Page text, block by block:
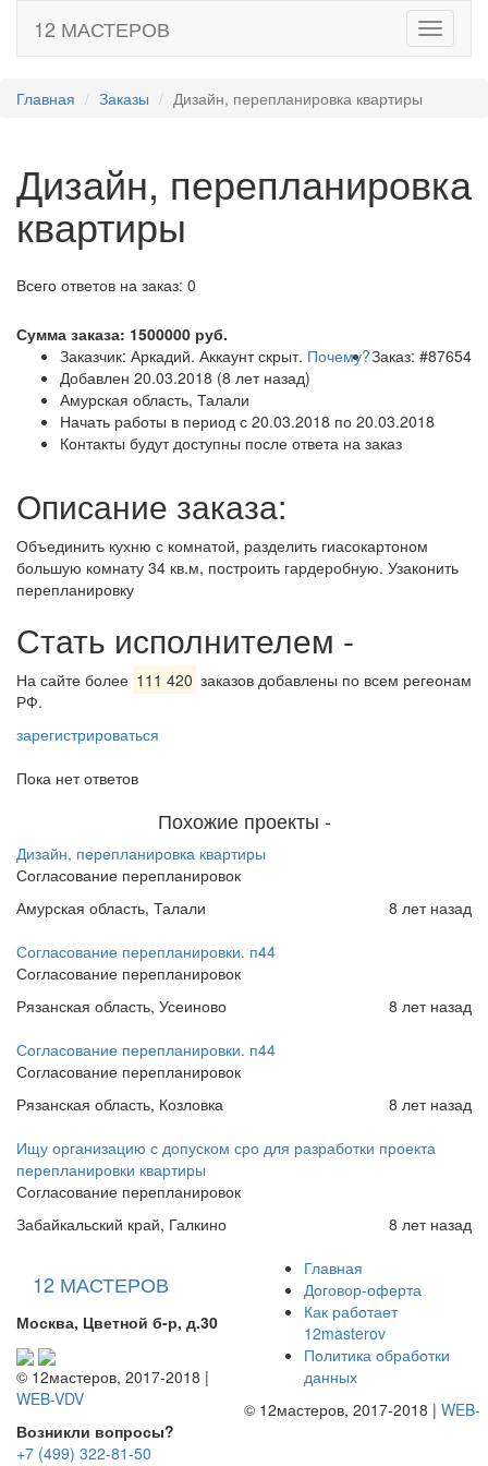
Toggle
12 МАСТЕРОВ
Главная Заказы Дизайн, перепланировка квартиры
Дизайн, перепланировка
квартиры
Всего ответов на заказ: 0
Сумма заказа: 1500000 руб.
Заказ: #87654
Заказчик: Аркадий. Аккаунт скрыт. Почему?
Добавлен 20.03.2018 (8 лет назад)
Амурская область, Талали
Начать работы в период с 20.03.2018 по 20.03.2018
Контакты будут доступны после ответа на заказ
Описание заказа:
Объединить кухню с комнатой, разделить гиасокартоном
большую комнату 34 кв.м, построить гардеробную. Узаконить
перепланировку
Стать исполнителем -
На сайте более 111 420 заказов добавлены по всем регеонам
РФ.
зарегистрироваться
Пока нет ответов
Похожие проекты -
Дизайн, перепланировка квартиры
Согласование перепланировок
8 лет назад
Амурская область, Талали
Согласование перепланировки. п44
Согласование перепланировок
8 лет назад
Рязанская область, Усеиново
Согласование перепланировки. п44
Согласование перепланировок
8 лет назад
Рязанская область, Козловка
Ищу организацию с допуском сро для разработки проекта
перепланировки квартиры
Согласование перепланировок
8 лет назад
Забайкальский край, Галкино
12 МАСТЕРОВ
Москва, Цветной б-р, д.30
© 12мастеров, 2017-2018 |
WEB-VDV
Главная
Договор-оферта
Как работает
12masterov
Политика обработки
данных
Возникли вопросы?
+7 (499) 322-81-50
© 12мастеров, 2017-2018 | WEB-